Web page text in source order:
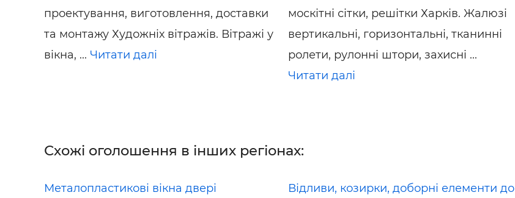
проектування, виготовлення, доставки
та монтажу Художніх вітражів. Вітражі у
вікна, ... Читати далі
москітні сітки, решітки Харків. Жалюзі
вертикальні, горизонтальні, тканинні
ролети, рулонні штори, захисні ...
Читати далі
Схожі оголошення в інших регіонах:
Металопластикові вікна двері
Відливи, козирки, доборні елементи до